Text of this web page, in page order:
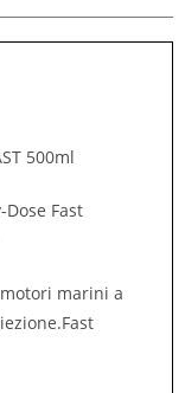
500ml
Fast
marini a